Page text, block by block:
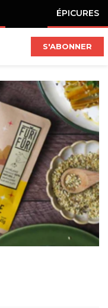
ÉPICURES
S'ABONNER